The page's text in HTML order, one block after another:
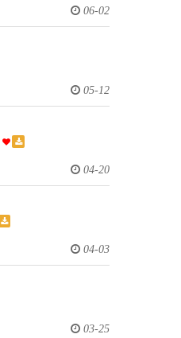
06-02
05-12
04-20
04-03
03-25